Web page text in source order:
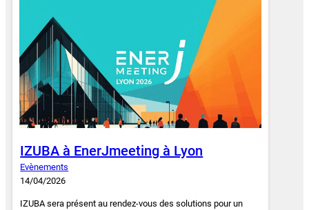
IZUBA à EnerJmeeting à Lyon
Evènements
14/04/2026
IZUBA sera présent au rendez-vous des solutions pour un